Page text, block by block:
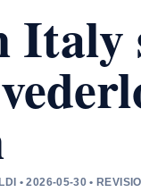
Italy
• 2026-05-30 •